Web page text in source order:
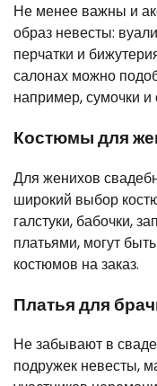
Не менее важны и
образ невесты:
перчатки и
салонах можно
например, сумочки и
Костюмы для
Для женихов
широкий выбор
галстуки, бабочки,
платьями, могут
костюмов на заказ.
Платья для
Не забывают в
подружек невесты,